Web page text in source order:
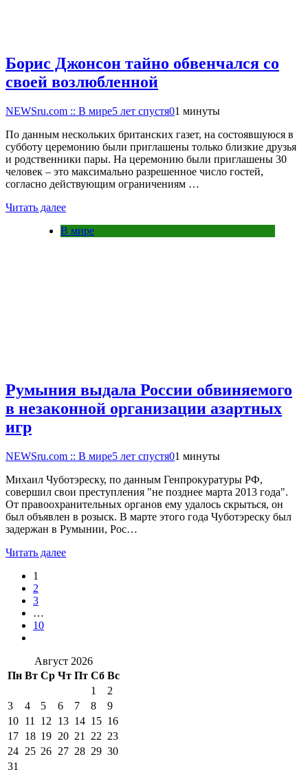
Борис Джонсон тайно обвенчался со
своей возлюбленной
NEWSru.com :: В мире5 лет спустя01 минуты
По данным нескольких британских газет, на состоявшуюся в
субботу церемонию были приглашены только близкие друзья
и родственники пары. На церемонию были приглашены 30
человек – это максимально разрешенное число гостей,
согласно действующим ограничениям …
Читать далее
В мире
Румыния выдала России обвиняемого
в незаконной организации азартных
игр
NEWSru.com :: В мире5 лет спустя01 минуты
Михаил Чуботэреску, по данным Генпрокуратуры РФ,
совершил свои преступления "не позднее марта 2013 года".
От правоохранительных органов ему удалось скрыться, он
был объявлен в розыск. В марте этого года Чуботэреску был
задержан в Румынии, Рос…
Читать далее
1
2
3
…
10
Август 2026
Пн Вт Ср Чт Пт Сб Вс
1
2
3
4 5 6 7 8
9
10 11 12 13 14 15 16
17 18 19 20 21 22 23
24 25 26 27 28 29 30
31